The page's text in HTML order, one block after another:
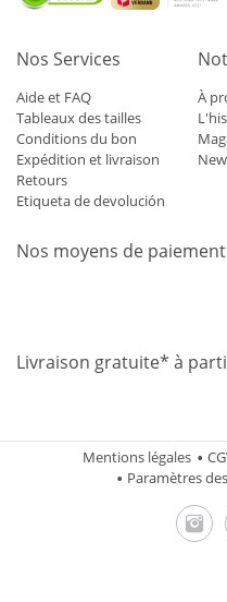
Nos Services
Aide et FAQ
Tableaux des tailles
Conditions du bon
Expédition et livraison
Retours
Etiqueta de devolución
À
Nos moyens de paiement
Livraison gratuite* à
Mentions légales
Paramètres